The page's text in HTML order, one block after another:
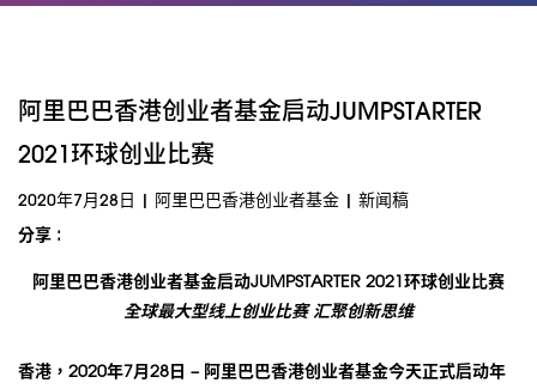
阿里巴巴香港创业者基金启动JUMPSTARTER
2021环球创业比赛
2020年7月28日 | 阿里巴巴香港创业者基金 | 新闻稿
分享 :
阿里巴巴香港创业者基金启动JUMPSTARTER 2021环球创业比赛
全球最大型线上创业比赛 汇聚创新思维
香港， 2020年7月28日 – 阿里巴巴香港创业者基金今天正式启动年